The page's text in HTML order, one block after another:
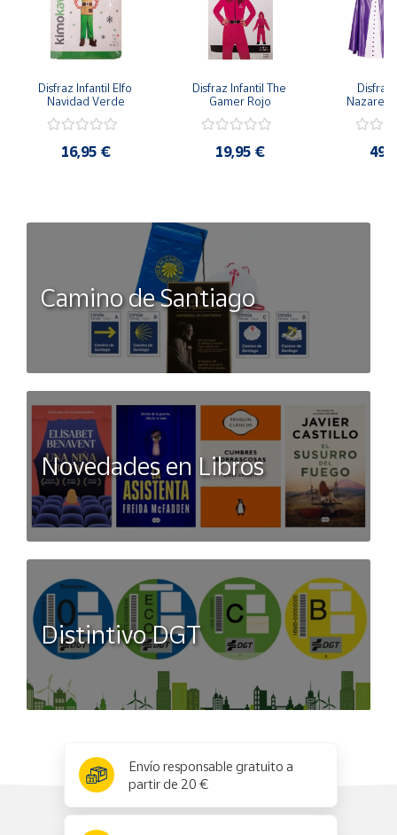
Disfraz Infantil Elfo
Navidad Verde
16,95 €
Disfraz Infantil The
Gamer Rojo
19,95 €
Disfraz
Camino de Santiago
Novedades en Libros
Distintivo DGT
Envío responsable gratuito a
partir de 20 €